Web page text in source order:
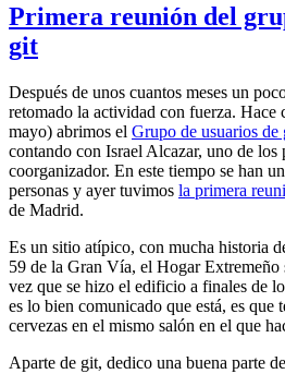
Primera reunión del
git
Después de unos cuantos meses un
retomado la actividad con fuerza. Hace
mayo) abrimos el Grupo de usuarios de
contando con Israel Alcazar, uno de los
coorganizador. En este tiempo se han
personas y ayer tuvimos la primera
de Madrid.
Es un sitio atípico, con mucha historia
59 de la Gran Vía, el Hogar Extremeño
vez que se hizo el edificio a finales de
es lo bien comunicado que está, es que
cervezas en el mismo salón en el que
Aparte de git, dedico una buena parte